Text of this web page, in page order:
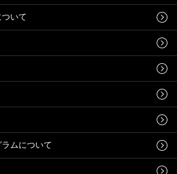
いて
ムについて